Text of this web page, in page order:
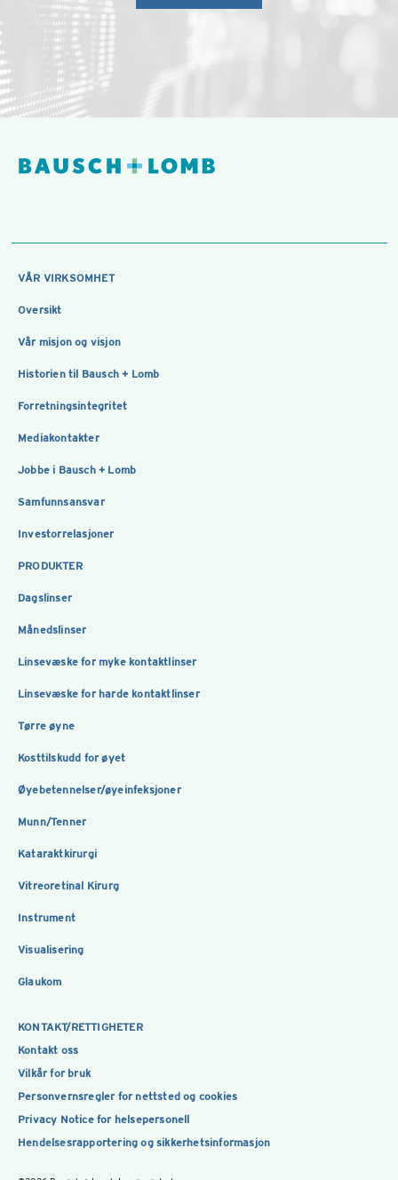
VÅR VIRKSOMHET
Oversikt
Vår misjon og visjon
Historien til Bausch + Lomb
Forretningsintegritet
Mediakontakter
Jobbe i Bausch + Lomb
Samfunnsansvar
Investorrelasjoner
PRODUKTER
Dagslinser
Månedslinser
Linsevæske for myke kontaktlinser
Linsevæske for harde kontaktlinser
Tørre øyne
Kosttilskudd for øyet
Øyebetennelser/øyeinfeksjoner
Munn/Tenner
Kataraktkirurgi
Vitreoretinal Kirurg
Instrument
Visualisering
Glaukom
KONTAKT/RETTIGHETER
Kontakt oss
Vilkår for bruk
Personvernsregler for nettsted og cookies
Privacy Notice for helsepersonell
Hendelsesrapportering og sikkerhetsinformasjon